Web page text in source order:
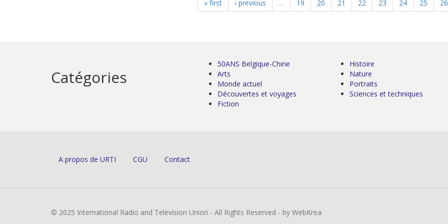
« first ‹ previous … 19 20 21 22 23 24 25 26
Catégories
50ANS Belgique-Chine
Arts
Monde actuel
Découvertes et voyages
Fiction
Histoire
Nature
Portraits
Sciences et techniques
A propos de URTI CGU Contact
© 2025 International Radio and Television Union - All Rights Reserved - by WebKrea